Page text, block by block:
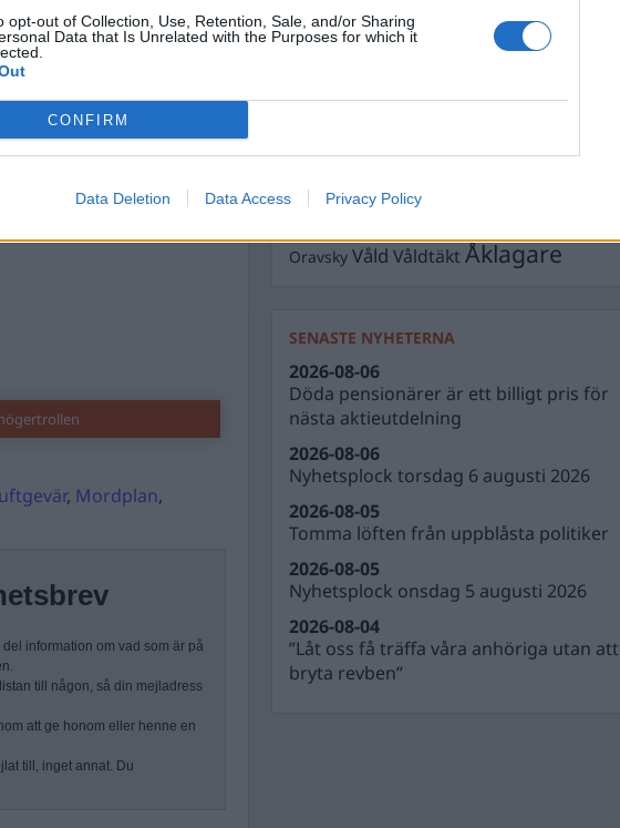
opt-out of Collection, Use, Retention, Sale, and/or Sharing
Data that Is Unrelated with the Purposes for which it
CONFIRM
Data Deletion Data Access Privacy Policy
skjutit kaniner med
djurplågeri efter att ha
rapporterar P4
i sina kroppar och
hänsynslöst och
, Mordplan,
information om vad som är på
till någon, så din mejladress
att ge honom eller henne en
till, inget annat. Du
Misshandel Moderaterna Mord
Silventoinen Petter Inedahl Polisen
Rättssäkerhet
Sverigedemokraterna
Oravsky Våld Våldtäkt Åklagare
SENASTE NYHETERNA
Döda pensionärer är ett billigt pris för
nästa aktieutdelning
2026-08-06
Nyhetsplock torsdag 6 augusti 2026
2026-08-06
Tomma löften från uppblåsta politiker
2026-08-05
Nyhetsplock onsdag 5 augusti 2026
2026-08-05
”Låt oss få träffa våra anhöriga utan att
bryta revben”
2026-08-04